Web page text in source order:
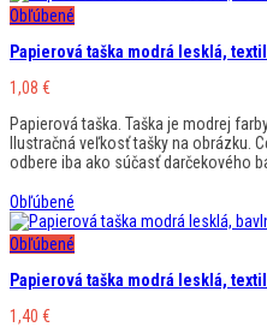
Obľúbené
Papierová taška modrá lesklá,
1,08 €
Papierová taška. Taška je modrej
Ilustračná veľkosť tašky na obrázku.
odbere iba ako súčasť darčekového
Obľúbené
Obľúbené
Papierová taška modrá lesklá,
1,40 €